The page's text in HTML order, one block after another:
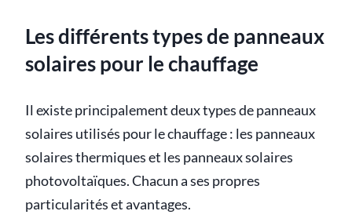
Les différents types de panneaux
solaires pour le chauffage
Il existe principalement deux types de panneaux
solaires utilisés pour le chauffage : les panneaux
solaires thermiques et les panneaux solaires
photovoltaïques. Chacun a ses propres
particularités et avantages.